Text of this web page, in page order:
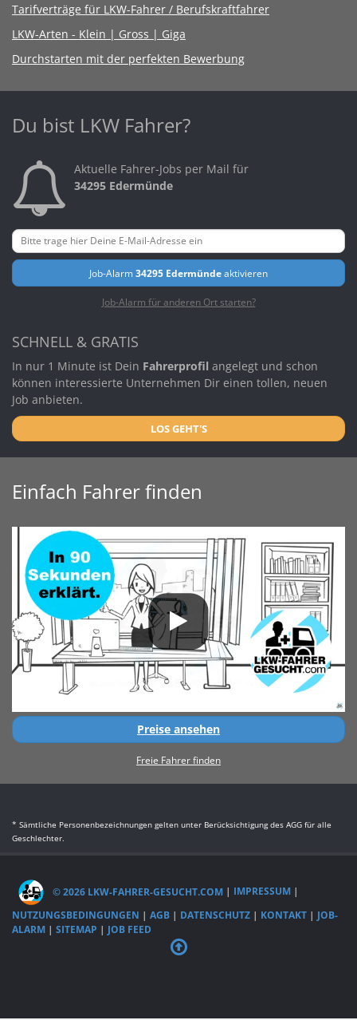
Tarifverträge für LKW-Fahrer / Berufskraftfahrer
LKW-Arten - Klein | Gross | Giga
Durchstarten mit der perfekten Bewerbung
Du bist LKW Fahrer?
Aktuelle Fahrer-Jobs per Mail für
34295 Edermünde
Job-Alarm34295 Edermündeaktivieren
Job-Alarm für anderen Ort starten?
SCHNELL & GRATIS
In nur 1 Minute ist Dein Fahrerprofil angelegt und schon
können interessierte Unternehmen Dir einen tollen, neuen
Job anbieten.
LOS GEHT'S
Einfach Fahrer finden
Preise ansehen
Freie Fahrer finden
* Sämtliche Personenbezeichnungen gelten unter Berücksichtigung des AGG für alle
Geschlechter.
© 2026 LKW-FAHRER-GESUCHT.COM | IMPRESSUM |
NUTZUNGSBEDINGUNGEN | AGB | DATENSCHUTZ | KONTAKT | JOB-
ALARM | SITEMAP | JOB FEED